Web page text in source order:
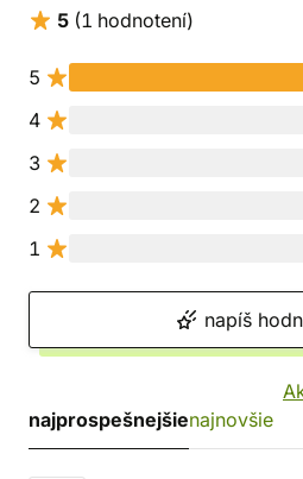
5 (1 hodnotení)
5
4
3
2
1
napíš
najprospešnejšienajnovšie